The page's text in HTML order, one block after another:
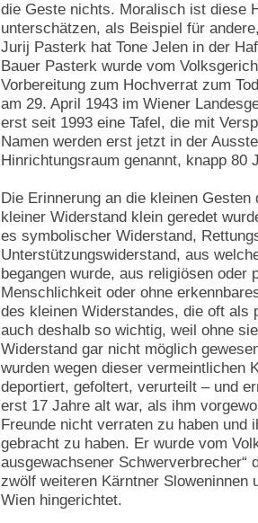
die Geste nichts. Moralisch ist diese
unterschätzen, als Beispiel für
Jurij Pasterk hat Tone Jelen in der
Bauer Pasterk wurde vom
Vorbereitung zum Hochverrat zum
am 29. April 1943 im Wiener
erst seit 1993 eine Tafel, die mit
Namen werden erst jetzt in der
Hinrichtungsraum genannt, knapp 80
Die Erinnerung an die kleinen
kleiner Widerstand klein geredet
es symbolischer Widerstand,
Unterstützungswiderstand, aus
begangen wurde, aus religiösen oder
Menschlichkeit oder ohne
des kleinen Widerstandes, die oft als
auch deshalb so wichtig, weil ohne
Widerstand gar nicht möglich
wurden wegen dieser vermeintlichen
deportiert, gefoltert, verurteilt – und
erst 17 Jahre alt war, als ihm
Freunde nicht verraten zu haben und
gebracht zu haben. Er wurde vom
ausgewachsener Schwerverbrecher“
zwölf weiteren Kärntner Sloweninnen
Wien hingerichtet.